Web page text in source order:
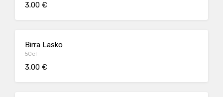
3.00 €
Birra Lasko
50cl
3.00 €